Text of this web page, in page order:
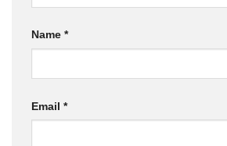
Name *
Email *